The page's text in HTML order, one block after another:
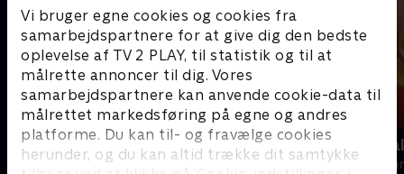
Vi bruger egne cookies og cookies fra
samarbejdspartnere for at give dig den bedste
oplevelse af TV 2 PLAY, til statistik og til at
målrette annoncer til dig. Vores
samarbejdspartnere kan anvende cookie-data til
målrettet markedsføring på egne og andres
platforme. Du kan til- og fravælge cookies
herunder, og du kan altid trække dit samtykke
The Hunting Party
Krimi & Spænding • 2 sæsoner
Mord på
Krimi &